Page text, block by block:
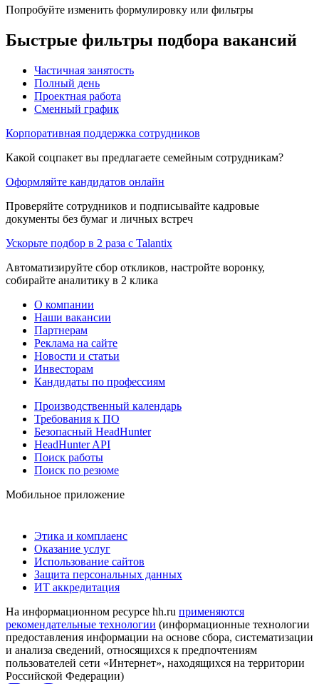
Попробуйте изменить формулировку или фильтры
Быстрые фильтры подбора вакансий
Частичная занятость
Полный день
Проектная работа
Сменный график
Корпоративная поддержка сотрудников
Какой соцпакет вы предлагаете семейным сотрудникам?
Оформляйте кандидатов онлайн
Проверяйте сотрудников и подписывайте кадровые
документы без бумаг и личных встреч
Ускорьте подбор в 2 раза с Talantix
Автоматизируйте сбор откликов, настройте воронку,
собирайте аналитику в 2 клика
О компании
Наши вакансии
Партнерам
Реклама на сайте
Новости и статьи
Инвесторам
Кандидаты по профессиям
Производственный календарь
Требования к ПО
Безопасный HeadHunter
HeadHunter API
Поиск работы
Поиск по резюме
Мобильное приложение
Этика и комплаенс
Оказание услуг
Использование сайтов
Защита персональных данных
ИТ аккредитация
На информационном ресурсе hh.ru применяются
рекомендательные технологии (информационные технологии
предоставления информации на основе сбора, систематизации
и анализа сведений, относящихся к предпочтениям
пользователей сети «Интернет», находящихся на территории
Российской Федерации)